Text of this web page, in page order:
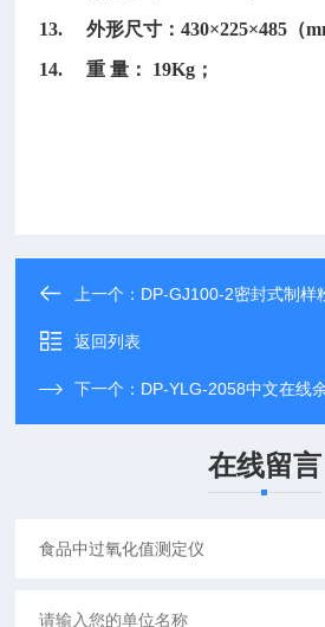
13. 外形尺寸：430×225×485（
14. 重 量： 19Kg；
上一个： DP-GJ100-2密封式制样
返回列表
下一个： DP-YLG-2058中文在线
在线留言